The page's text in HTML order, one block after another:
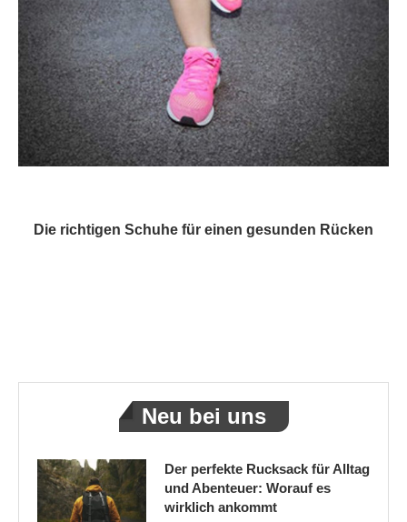
Die richtigen Schuhe für einen gesunden Rücken
Neu bei uns
Der perfekte Rucksack für Alltag
und Abenteuer: Worauf es
wirklich ankommt